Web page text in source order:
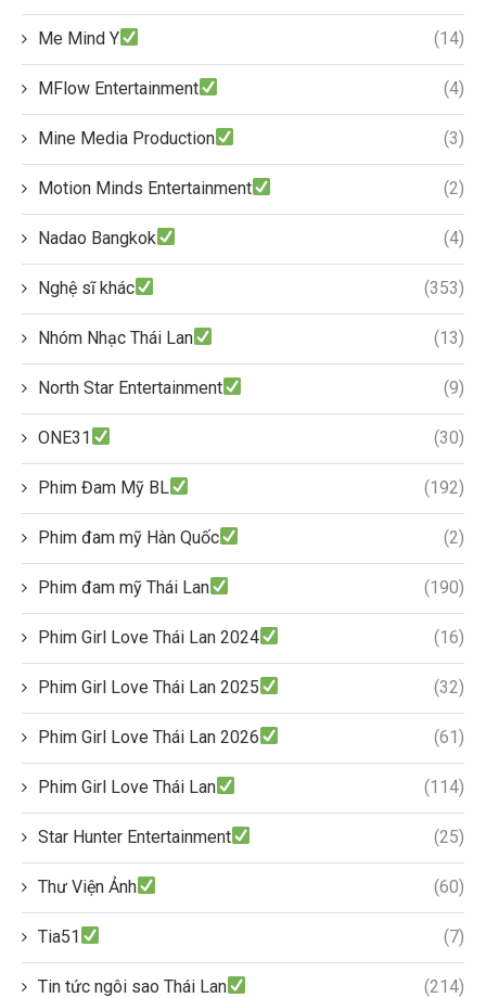
Me Mind Y (14)
MFlow Entertainment (4)
Mine Media Production (3)
Motion Minds Entertainment (2)
Nadao Bangkok (4)
Nghệ sĩ khác (353)
Nhóm Nhạc Thái Lan (13)
North Star Entertainment (9)
ONE31 (30)
Phim Đam Mỹ BL (192)
Phim đam mỹ Hàn Quốc (2)
Phim đam mỹ Thái Lan (190)
Phim Girl Love Thái Lan 2024 (16)
Phim Girl Love Thái Lan 2025 (32)
Phim Girl Love Thái Lan 2026 (61)
Phim Girl Love Thái Lan (114)
Star Hunter Entertainment (25)
Thư Viện Ảnh (60)
Tia51 (7)
Tin tức ngôi sao Thái Lan (214)